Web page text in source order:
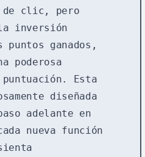
de clic, pero
inversión
ganados,
poderosa
Esta
diseñada
adelante en
nueva función